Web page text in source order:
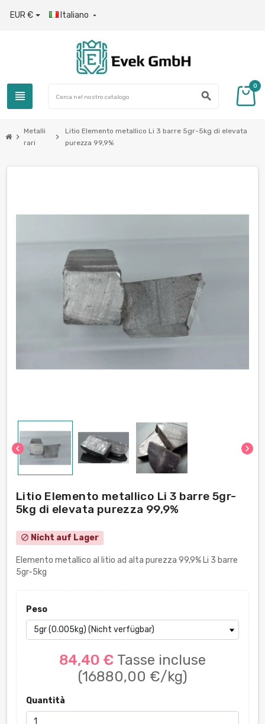
EUR € Italiano 
view_headline search
0
chevron_right
Metalli
rari
chevron_right
Litio Elemento metallico Li 3 barre 5gr-5kg di elevata
purezza 99,9%
chevron_left chevron_right
Litio Elemento metallico Li 3 barre 5gr-
5kg di elevata purezza 99,9%
block Nicht auf Lager
Elemento metallico al litio ad alta purezza 99,9% Li 3 barre
5gr-5kg
Peso
84,40 € Tasse incluse
(16880,00 €/kg)
Quantità